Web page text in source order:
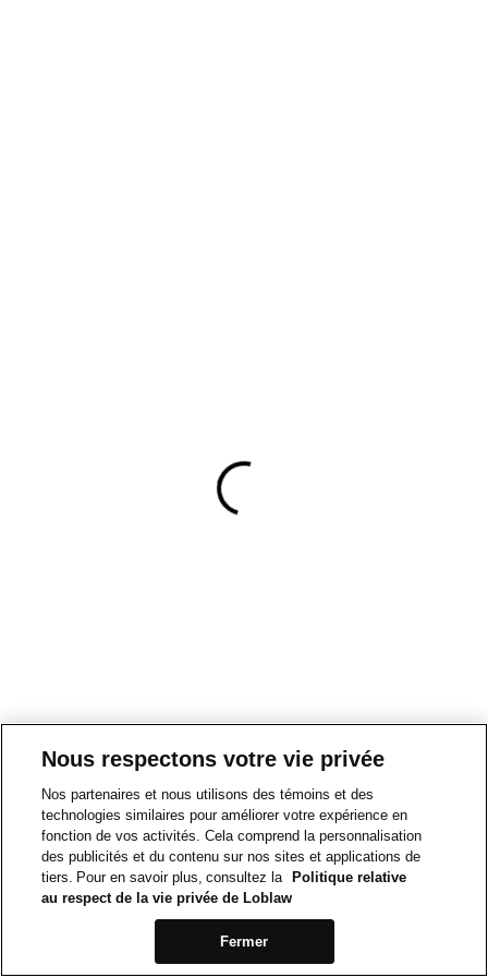
Nous respectons votre vie privée
Nos partenaires et nous utilisons des témoins et des
technologies similaires pour améliorer votre expérience en
fonction de vos activités. Cela comprend la personnalisation
des publicités et du contenu sur nos sites et applications de
tiers. Pour en savoir plus, consultez la
Politique relative
au respect de la vie privée de Loblaw
Fermer